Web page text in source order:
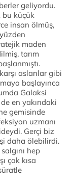
geliyordu.
bu küçük
insan ölmüş,
maden
tarım
aslanlar gibi
başlayınca
Galaksi
en yakındaki
gemisinde
uzmanı
Gerçi biz
daha ölebilirdi.
hep
çok kısa